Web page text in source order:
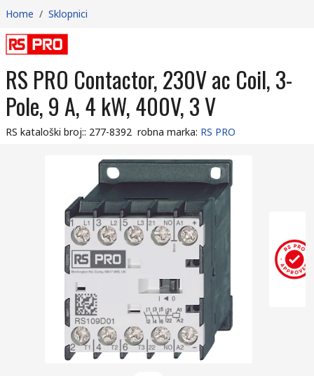
Home / Sklopnici
RS PRO Contactor, 230V ac Coil, 3-
Pole, 9 A, 4 kW, 400V, 3 V
RS kataloški broj:: 277-8392 robna marka: RS PRO